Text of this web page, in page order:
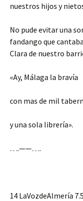
nuestros hijos y
No pude evitar una
fandango que
Clara de nuestro
«Ay, Málaga la bravía
con mas de mil
y una sola librería».
….——….
14 LaVozdeAlmería